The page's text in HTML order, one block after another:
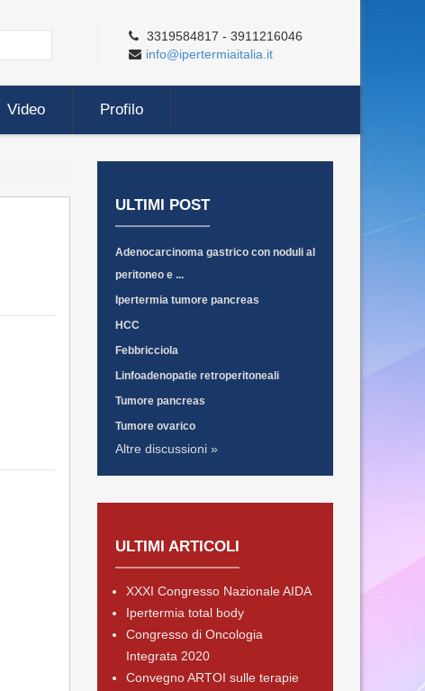
3319584817 - 3911216046
info@ipertermiaitalia.it
Video Profilo
ULTIMI POST
Adenocarcinoma gastrico con noduli al
peritoneo e ...
Ipertermia tumore pancreas
HCC
Febbricciola
Linfoadenopatie retroperitoneali
Tumore pancreas
Tumore ovarico
Altre discussioni »
ULTIMI ARTICOLI
XXXI Congresso Nazionale AIDA
Ipertermia total body
Congresso di Oncologia
Integrata 2020
Convegno ARTOI sulle terapie